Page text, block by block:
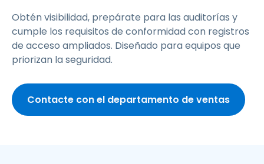
Obtén visibilidad, prepárate para las auditorías y
cumple los requisitos de conformidad con registros
de acceso ampliados. Diseñado para equipos que
priorizan la seguridad.
Contacte con el departamento de ventas